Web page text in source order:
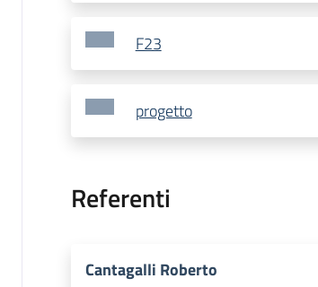
F23
progetto
Referenti
Cantagalli Roberto